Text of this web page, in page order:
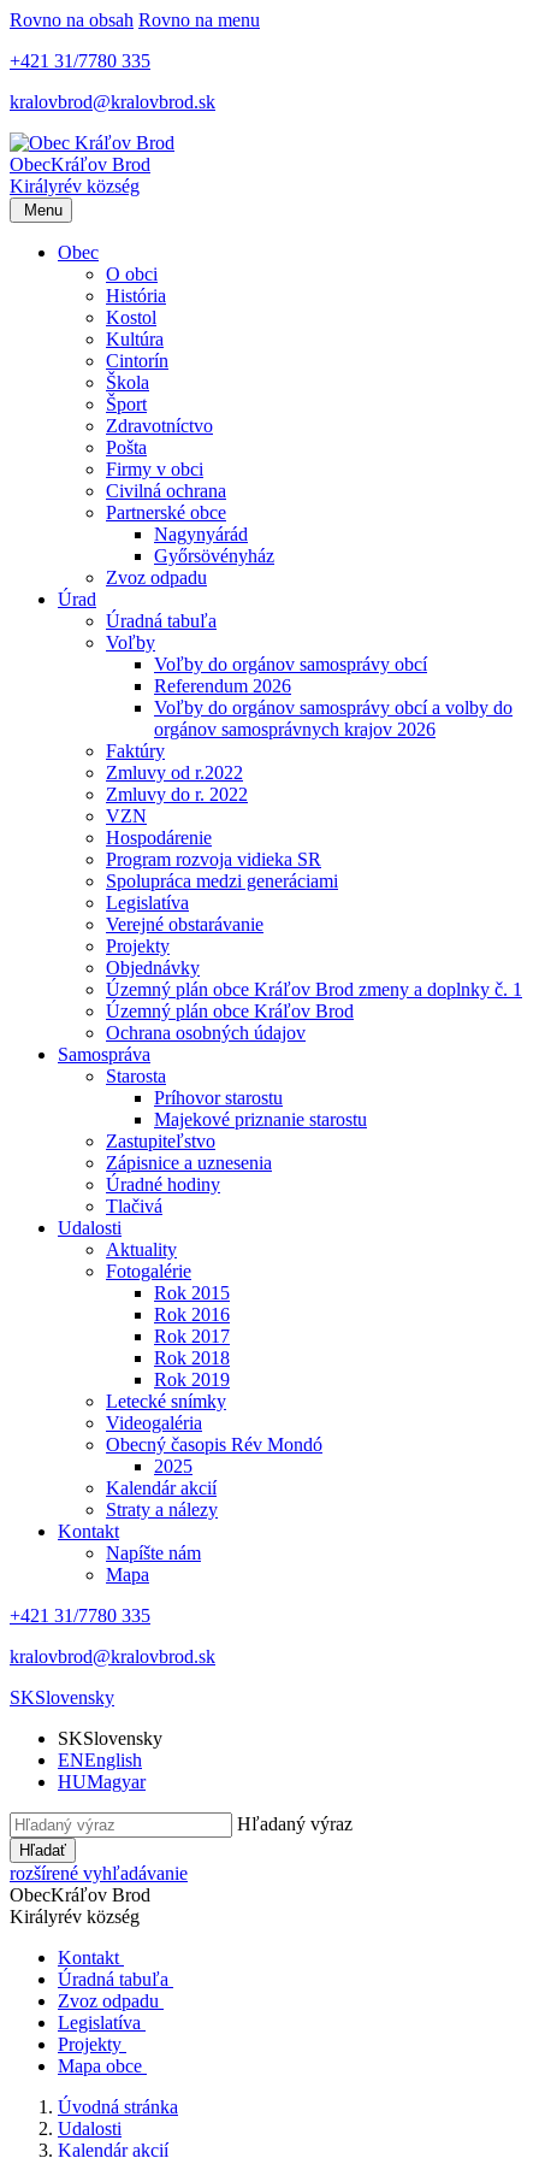
Rovno na obsah Rovno na menu
+421 31/7780 335
kralovbrod@kralovbrod.sk
ObecKráľov Brod
Királyrév község
Menu
Obec
O obci
História
Kostol
Kultúra
Cintorín
Škola
Šport
Zdravotníctvo
Pošta
Firmy v obci
Civilná ochrana
Partnerské obce
Nagynyárád
Győrsövényház
Zvoz odpadu
Úrad
Úradná tabuľa
Voľby
Voľby do orgánov samosprávy obcí
Referendum 2026
Voľby do orgánov samosprávy obcí a volby do
orgánov samosprávnych krajov 2026
Faktúry
Zmluvy od r.2022
Zmluvy do r. 2022
VZN
Hospodárenie
Program rozvoja vidieka SR
Spolupráca medzi generáciami
Legislatíva
Verejné obstarávanie
Projekty
Objednávky
Územný plán obce Kráľov Brod zmeny a doplnky č. 1
Územný plán obce Kráľov Brod
Ochrana osobných údajov
Samospráva
Starosta
Príhovor starostu
Majekové priznanie starostu
Zastupiteľstvo
Zápisnice a uznesenia
Úradné hodiny
Tlačivá
Udalosti
Aktuality
Fotogalérie
Rok 2015
Rok 2016
Rok 2017
Rok 2018
Rok 2019
Letecké snímky
Videogaléria
Obecný časopis Rév Mondó
2025
Kalendár akcií
Straty a nálezy
Kontakt
Napíšte nám
Mapa
+421 31/7780 335
kralovbrod@kralovbrod.sk
SKSlovensky
SKSlovensky
ENEnglish
HUMagyar
Hľadaný výraz
Hľadať
rozšírené vyhľadávanie
ObecKráľov Brod
Királyrév község
Kontakt
Úradná tabuľa
Zvoz odpadu
Legislatíva
Projekty
Mapa obce
Úvodná stránka
Udalosti
Kalendár akcií